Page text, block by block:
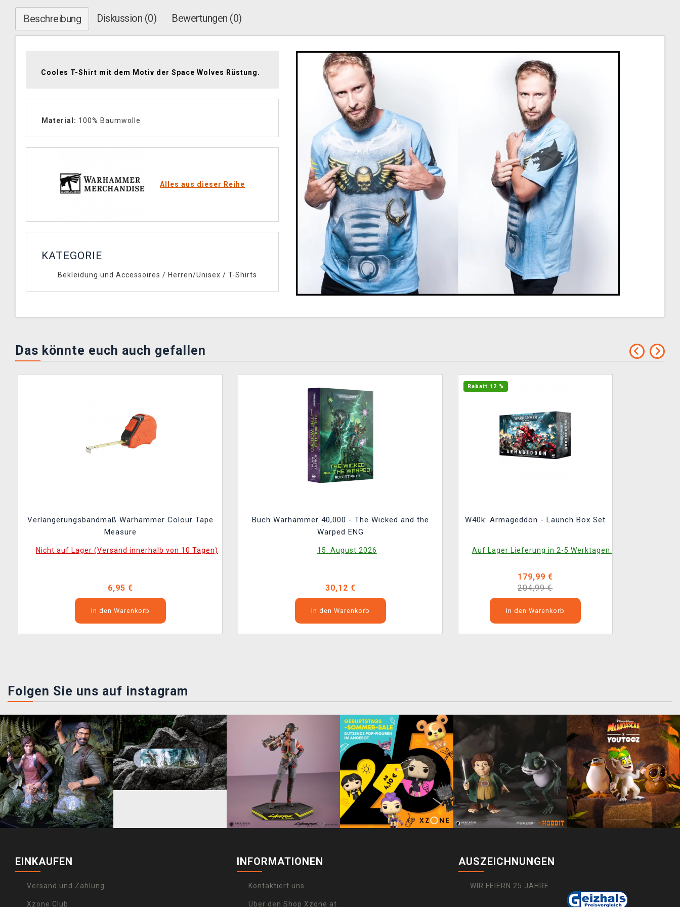
Beschreibung Diskussion (0) Bewertungen (0)
Cooles T-Shirt mit dem Motiv der Space Wolves Rüstung.
Material: 100% Baumwolle
Alles aus dieser Reihe
KATEGORIE
Bekleidung und Accessoires / Herren/Unisex / T-Shirts
Das könnte euch auch gefallen
Verlängerungsbandmaß Warhammer Colour Tape
Measure
Nicht auf Lager (Versand innerhalb von 10 Tagen)
6,95 €
In den Warenkorb
Buch Warhammer 40,000 - The Wicked and the
Warped ENG
15. August 2026
30,12 €
In den Warenkorb
Rabatt 12 %
W40k: Armageddon - Launch Box Set
Auf Lager Lieferung in 2-5 Werktagen.
179,99 €
204,99 €
In den Warenkorb
Folgen Sie uns auf instagram
EINKAUFEN
Versand und Zahlung
Xzone Club
INFORMATIONEN
Kontaktiert uns
Über den Shop Xzone.at
AUSZEICHNUNGEN
WIR FEIERN 25 JAHRE